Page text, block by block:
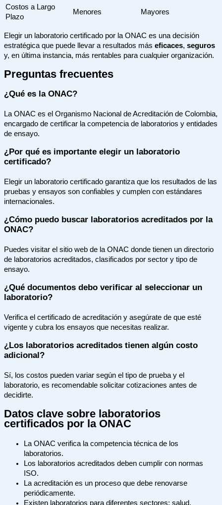
Costos a Largo
Plazo
Menores Mayores
Elegir un laboratorio certificado por la ONAC es una decisión
estratégica que puede llevar a resultados más eficaces, seguros
y, en última instancia, más rentables para cualquier organización.
Preguntas frecuentes
¿Qué es la ONAC?
La ONAC es el Organismo Nacional de Acreditación de Colombia,
encargado de certificar la competencia de laboratorios y entidades
de ensayo.
¿Por qué es importante elegir un laboratorio
certificado?
Elegir un laboratorio certificado garantiza que los resultados de las
pruebas y ensayos son confiables y cumplen con estándares
internacionales.
¿Cómo puedo buscar laboratorios acreditados por la
ONAC?
Puedes visitar el sitio web de la ONAC donde tienen un directorio
de laboratorios acreditados, clasificados por sector y tipo de
ensayo.
¿Qué documentos debo verificar al seleccionar un
laboratorio?
Verifica el certificado de acreditación y asegúrate de que esté
vigente y cubra los ensayos que necesitas realizar.
¿Los laboratorios acreditados tienen algún costo
adicional?
Sí, los costos pueden variar según el tipo de prueba y el
laboratorio, es recomendable solicitar cotizaciones antes de
decidirte.
Datos clave sobre laboratorios
certificados por la ONAC
La ONAC verifica la competencia técnica de los
laboratorios.
Los laboratorios acreditados deben cumplir con normas
ISO.
La acreditación es un proceso que debe renovarse
periódicamente.
Existen laboratorios para diferentes sectores: salud,